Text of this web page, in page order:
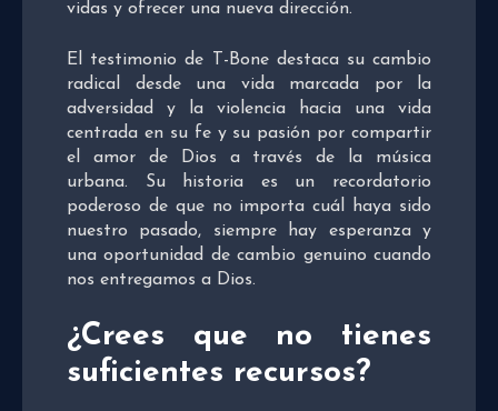
vidas y ofrecer una nueva dirección.
El testimonio de T-Bone destaca su cambio
radical desde una vida marcada por la
adversidad y la violencia hacia una vida
centrada en su fe y su pasión por compartir
el amor de Dios a través de la música
urbana. Su historia es un recordatorio
poderoso de que no importa cuál haya sido
nuestro pasado, siempre hay esperanza y
una oportunidad de cambio genuino cuando
nos entregamos a Dios.
¿Crees que no tienes
suficientes recursos?